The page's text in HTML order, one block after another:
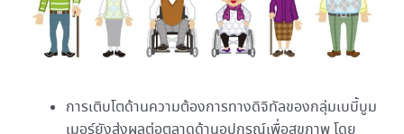
การเติบโตด้านความต้องการทางดิจิทัลของกลุ่มเบบี้บูม
เมอร์ยังส่งผลต่อตลาดด้านอุปกรณ์เพื่อสุขภาพ โดย